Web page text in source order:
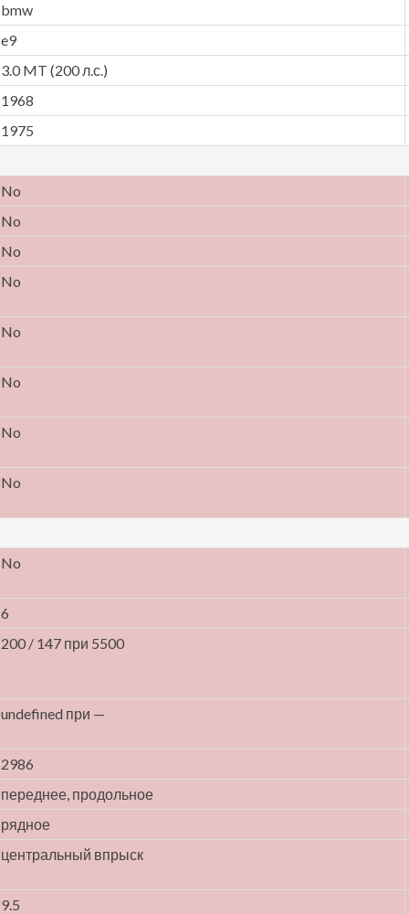
bmw
e9
3.0 MT (200 л.с.)
1968
1975
No
No
No
No
No
No
No
No
No
6
200 / 147 при 5500
undefined при —
2986
переднее, продольное
рядное
центральный впрыск
9.5